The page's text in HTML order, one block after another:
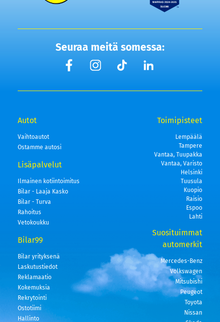
Seuraa meitä somessa:
Autot
Vaihtoautot
Ostamme autosi
Lisäpalvelut
Ilmainen kotiintoimitus
Bilar - Laaja Kasko
Bilar - Turva
Rahoitus
Vetokoukku
Bilar99
Bilar yrityksenä
Laskutustiedot
Reklamaatio
Kokemuksia
Rekrytointi
Ostotiimi
Hallinto
Toimipisteet
Lempäälä
Tampere
Vantaa, Tuupakka
Vantaa, Varisto
Helsinki
Tuusula
Kuopio
Raisio
Espoo
Lahti
Suosituimmat
automerkit
Mercedes-Benz
Volkswagen
Mitsubishi
Peugeot
Toyota
Nissan